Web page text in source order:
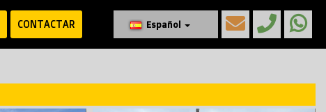
CONTACTAR Español